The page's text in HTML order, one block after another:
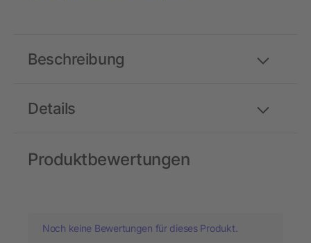
Details
Beschreibung
Produktbewertungen
Noch keine Bewertungen für dieses Produkt.